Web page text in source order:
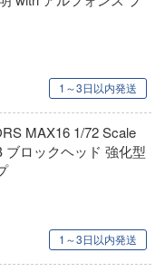
1～3日以内発送
MAX16 1/72 Scale
ブロックヘッド 強化型
1～3日以内発送
ロシア語でデレる隣のアー
ルージュ
ード
エンタテインメント
(ビーバーコーポレーション)